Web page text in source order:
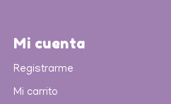
Mi cuenta
Registrarme
Mi carrito